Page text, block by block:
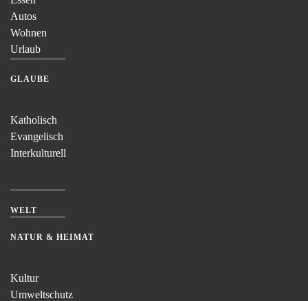
Autos
Wohnen
Urlaub
GLAUBE
Katholisch
Evangelisch
Interkulturell
WELT
NATUR & HEIMAT
Kultur
Umweltschutz